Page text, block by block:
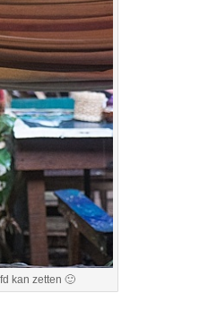
kan zetten 🙂